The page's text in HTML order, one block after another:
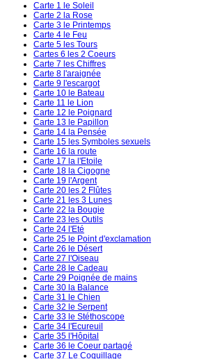
Carte 1 le Soleil
Carte 2 la Rose
Carte 3 le Printemps
Carte 4 le Feu
Carte 5 les Tours
Cartes 6 les 2 Coeurs
Carte 7 les Chiffres
Carte 8 l'araignée
Carte 9 l'escargot
Carte 10 le Bateau
Carte 11 le Lion
Carte 12 le Poignard
Carte 13 le Papillon
Carte 14 la Pensée
Carte 15 les Symboles sexuels
Carte 16 la route
Carte 17 la l'Etoile
Carte 18 la Cigogne
Carte 19 l'Argent
Carte 20 les 2 Flûtes
Carte 21 les 3 Lunes
Carte 22 la Bougie
Carte 23 les Outils
Carte 24 l'Eté
Carte 25 le Point d'exclamation
Carte 26 le Désert
Carte 27 l'Oiseau
Carte 28 le Cadeau
Carte 29 Poignée de mains
Carte 30 la Balance
Carte 31 le Chien
Carte 32 le Serpent
Carte 33 le Stéthoscope
Carte 34 l'Ecureuil
Carte 35 l'Hôpital
Carte 36 le Coeur partagé
Carte 37 Le Coquillage